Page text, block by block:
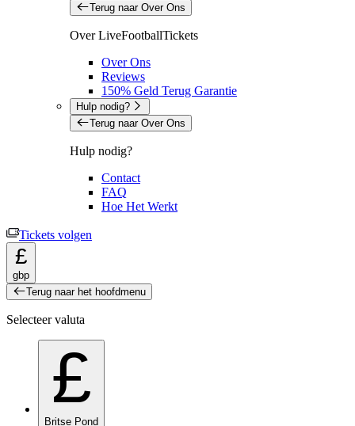
Terug naar Over Ons
Over LiveFootballTickets
Over Ons
Reviews
150% Geld Terug Garantie
Hulp nodig?
Terug naar Over Ons
Hulp nodig?
Contact
FAQ
Hoe Het Werkt
Tickets volgen
£
gbp
Terug naar het hoofdmenu
Selecteer valuta
£
Britse Pond